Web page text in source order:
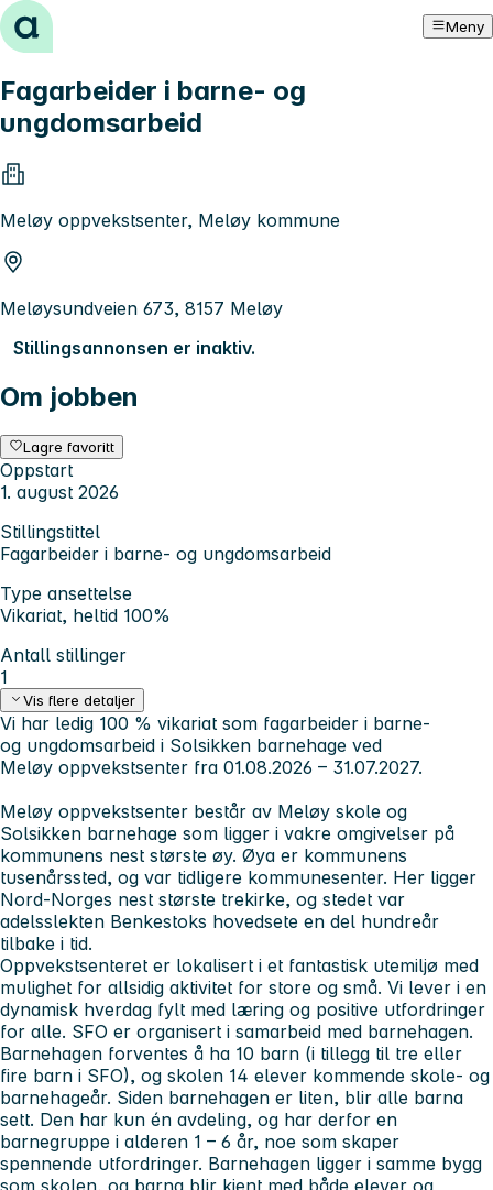
Hopp til innhold Meny
Fagarbeider i barne- og
ungdomsarbeid
Meløy oppvekstsenter, Meløy kommune
Meløysundveien 673, 8157 Meløy
Stillingsannonsen er inaktiv.
Om jobben
Lagre favoritt
Oppstart
1. august 2026
Stillingstittel
Fagarbeider i barne- og ungdomsarbeid
Type ansettelse
Vikariat, heltid 100%
Antall stillinger
1
Vis flere detaljer
Vi har ledig 100 % vikariat som fagarbeider i barne-
og ungdomsarbeid i Solsikken barnehage ved
Meløy oppvekstsenter fra 01.08.2026 – 31.07.2027.
Meløy oppvekstsenter består av Meløy skole og
Solsikken barnehage som ligger i vakre omgivelser på
kommunens nest største øy. Øya er kommunens
tusenårssted, og var tidligere kommunesenter. Her ligger
Nord-Norges nest største trekirke, og stedet var
adelsslekten Benkestoks hovedsete en del hundreår
tilbake i tid.
Oppvekstsenteret er lokalisert i et fantastisk utemiljø med
mulighet for allsidig aktivitet for store og små. Vi lever i en
dynamisk hverdag fylt med læring og positive utfordringer
for alle. SFO er organisert i samarbeid med barnehagen.
Barnehagen forventes å ha 10 barn (i tillegg til tre eller
fire barn i SFO), og skolen 14 elever kommende skole- og
barnehageår. Siden barnehagen er liten, blir alle barna
sett. Den har kun én avdeling, og har derfor en
barnegruppe i alderen 1 – 6 år, noe som skaper
spennende utfordringer. Barnehagen ligger i samme bygg